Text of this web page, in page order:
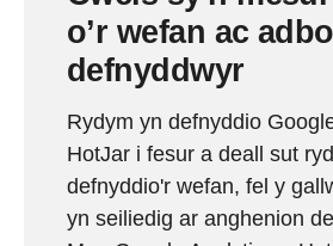
o’r wefan ac
defnyddwyr
Rydym yn defnyddio
HotJar i fesur a deall sut
defnyddio'r wefan, fel y
yn seiliedig ar anghenion